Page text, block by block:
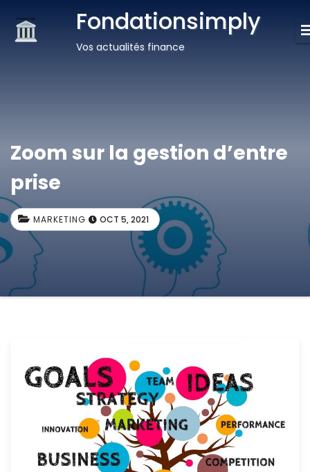
Fondationsimply
Vos actualités finance
Zoom sur la gestion d’entre
prise
MARKETING OCT 5, 2021